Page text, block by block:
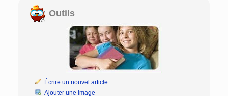
Outils
Écrire un nouvel article
Ajouter une image